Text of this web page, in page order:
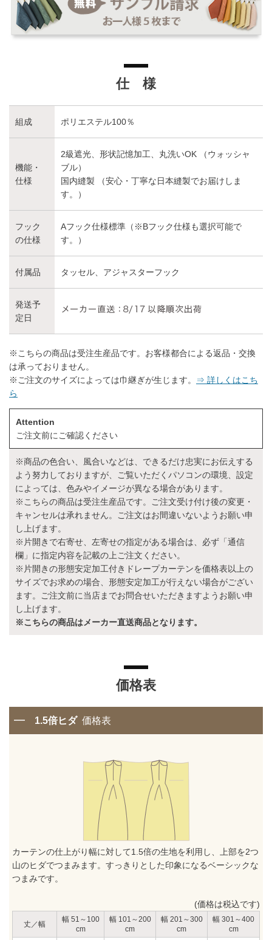
仕 様
組成 ポリエステル100％
機能・
仕様
2級遮光、形状記憶加工、丸洗いOK （ウォッシャ
ブル）
国内縫製 （安心・丁寧な日本縫製でお届けしま
す。）
フック
の仕様
Aフック仕様標準（※Bフック仕様も選択可能で
す。）
付属品 タッセル、アジャスターフック
発送予
定日
※こちらの商品は受注生産品です。お客様都合による返品・交換
は承っておりません。
※ご注文のサイズによっては巾継ぎが生じます。
⇒ 詳しくはこち
ら
Attention
ご注文前にご確認ください
※商品の色合い、風合いなどは、できるだけ忠実にお伝えする
よう努力しておりますが、ご覧いただくパソコンの環境、設定
によっては、色みやイメージが異なる場合があります。
※こちらの商品は受注生産品です。ご注文受け付け後の変更・
キャンセルは承れません。ご注文はお間違いないようお願い申
し上げます。
※片開きで右寄せ、左寄せの指定がある場合は、必ず「通信
欄」に指定内容を記載の上ご注文ください。
※片開きの形態安定加工付きドレープカーテンを価格表以上の
サイズでお求めの場合、形態安定加工が行えない場合がござい
ます。ご注文前に当店までお問合せいただきますようお願い申
し上げます。
※こちらの商品はメーカー直送商品となります。
価格表
1.5倍ヒダ 価格表
カーテンの仕上がり幅に対して1.5倍の生地を利用し、上部を2つ
山のヒダでつまみます。すっきりとした印象になるベーシックな
つまみです。
(価格は税込です)
丈／幅
51～100 101～200 201～300 301～400